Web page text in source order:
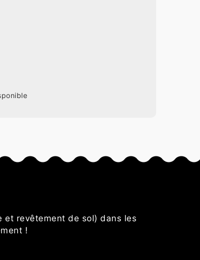
et revêtement de sol) dans les
!